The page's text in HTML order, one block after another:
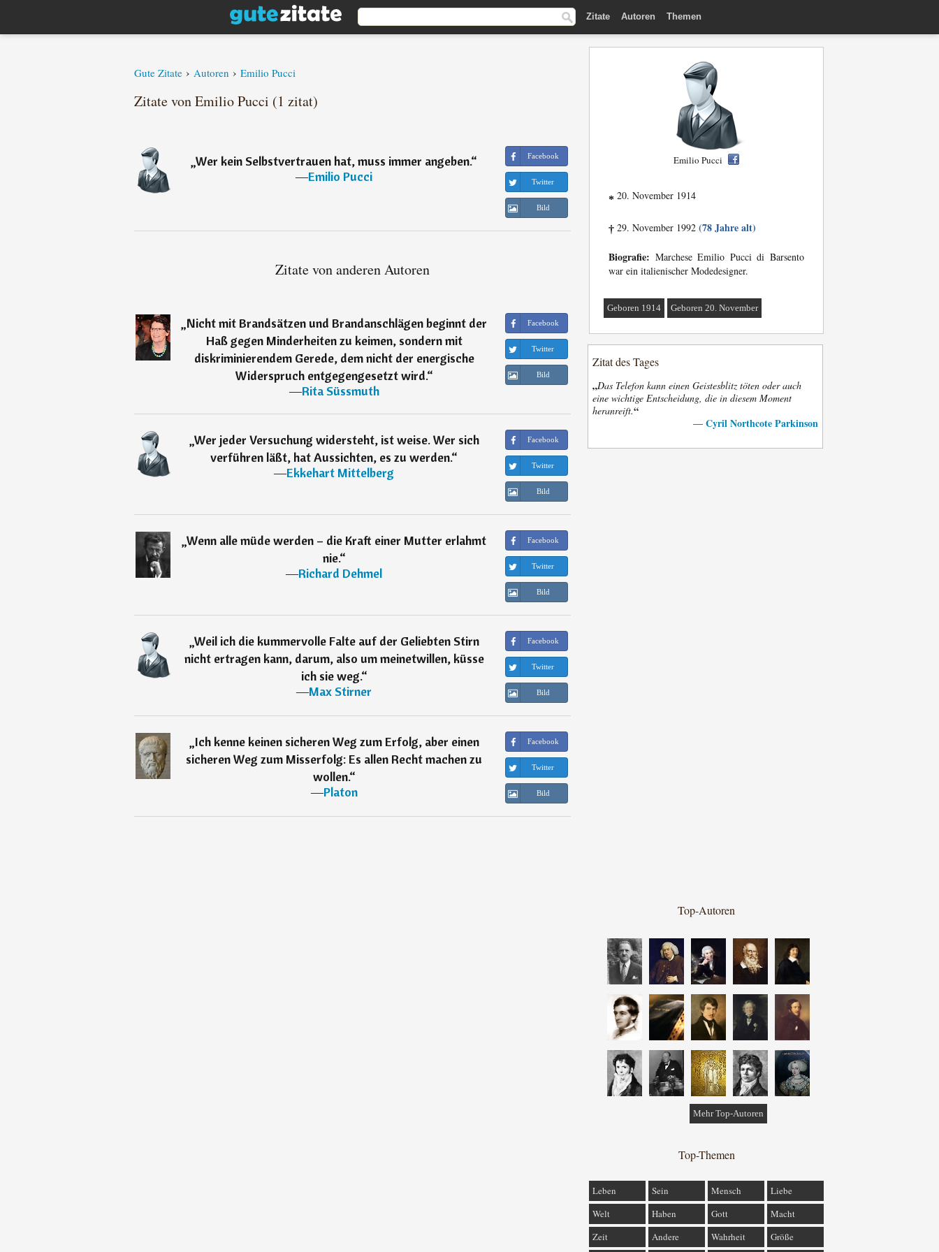
Zitate Autoren Themen
Gute Zitate › Autoren › Emilio Pucci
Zitate von Emilio Pucci (1 zitat)
„Wer kein Selbstvertrauen hat, muss immer angeben.“
―Emilio Pucci
Facebook
Twitter
Bild
Zitate von anderen Autoren
„Nicht mit Brandsätzen und Brandanschlägen beginnt der
Haß gegen Minderheiten zu keimen, sondern mit
diskriminierendem Gerede, dem nicht der energische
Widerspruch entgegengesetzt wird.“
―Rita Süssmuth
Facebook
Twitter
Bild
„Wer jeder Versuchung widersteht, ist weise. Wer sich
verführen läßt, hat Aussichten, es zu werden.“
―Ekkehart Mittelberg
Facebook
Twitter
Bild
„Wenn alle müde werden – die Kraft einer Mutter erlahmt
nie.“
―Richard Dehmel
Facebook
Twitter
Bild
„Weil ich die kummervolle Falte auf der Geliebten Stirn
nicht ertragen kann, darum, also um meinetwillen, küsse
ich sie weg.“
―Max Stirner
Facebook
Twitter
Bild
„Ich kenne keinen sicheren Weg zum Erfolg, aber einen
sicheren Weg zum Misserfolg: Es allen Recht machen zu
wollen.“
―Platon
Facebook
Twitter
Bild
Emilio Pucci
* 20. November 1914
† 29. November 1992 (78 Jahre alt)
Biografie: Marchese Emilio Pucci di Barsento
war ein italienischer Modedesigner.
Geboren 1914 Geboren 20. November
Zitat des Tages
„Das Telefon kann einen Geistesblitz töten oder auch
eine wichtige Entscheidung, die in diesem Moment
heranreift.“
— Cyril Northcote Parkinson
Top-Autoren
Mehr Top-Autoren
Top-Themen
Leben Sein Mensch
Liebe
Welt
Haben Gott
Macht
Zeit
Andere Wahrheit Größe